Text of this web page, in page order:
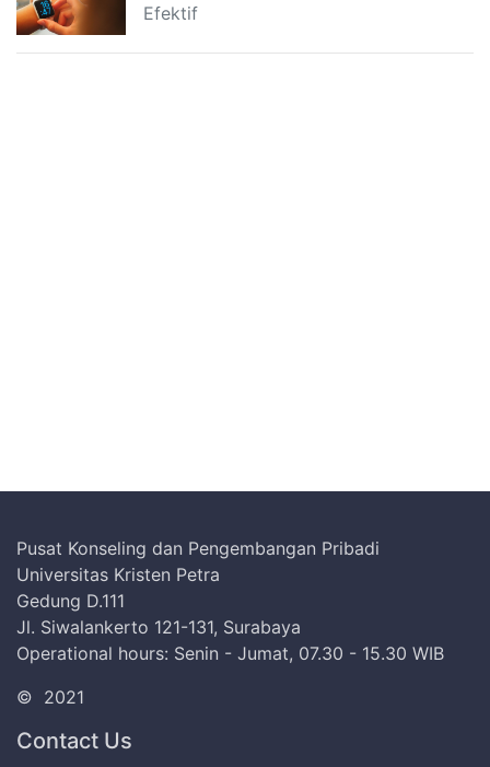
Efektif
Pusat Konseling dan Pengembangan Pribadi
Universitas Kristen Petra
Gedung D.111
Jl. Siwalankerto 121-131, Surabaya
Operational hours: Senin - Jumat, 07.30 - 15.30 WIB
© 2021
Contact Us